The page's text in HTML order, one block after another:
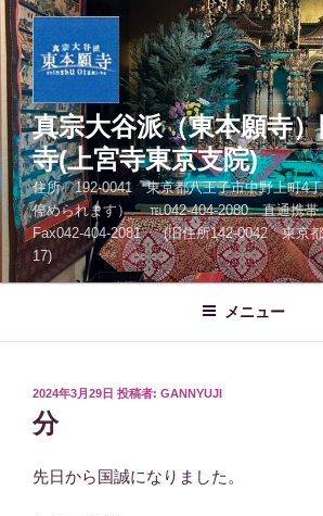
コ
ン
テ
ン
へ
ス
キ
ッ
プ
真宗大谷派（東本願寺
寺(上宮寺東京支院)
住所 192-0041 東京都八王子市中野上町4丁
停められます） ℡042-404-2080 直通携帯
Fax042-404-2081 (旧住所142-0042 東京都
17)
メニュー
投
稿
日:
2024年3月29日 投稿者: GANNYUJI
分
先日から国誠になりました。